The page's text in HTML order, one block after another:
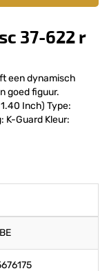
37-622 r
een dynamisch
goed figuur.
Inch) Type:
K-Guard Kleur: